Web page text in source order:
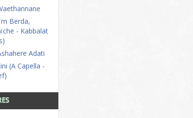
Berda,
- Kabbalat
Adati
(A Capella -